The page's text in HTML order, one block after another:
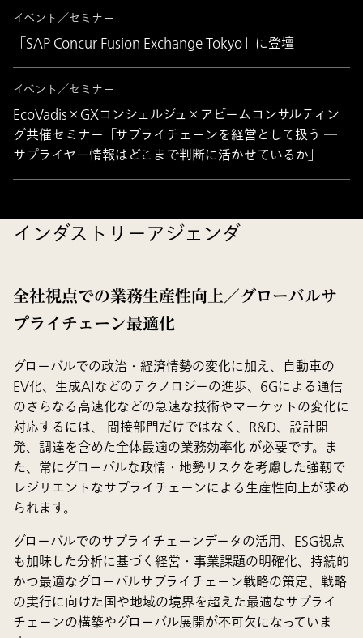
イベント／セミナー
「SAP Concur Fusion Exchange Tokyo」に登壇
イベント／セミナー
EcoVadis×GXコンシェルジュ×アビームコンサルティン
グ共催セミナー「サプライチェーンを経営として扱う ─
サプライヤー情報はどこまで判断に活かせているか」
インダストリーアジェンダ
全社視点での業務生産性向上／グローバルサ
プライチェーン最適化
グローバルでの政治・経済情勢の変化に加え、自動車の
EV化、生成AIなどのテクノロジーの進歩、6Gによる通信
のさらなる高速化などの急速な技術やマーケットの変化に
対応するには、 間接部門だけではなく、R&D、設計開
発、調達を含めた全体最適の業務効率化 が必要です。ま
た、常にグローバルな政情・地勢リスクを考慮した強靭で
レジリエントなサプライチェーンによる生産性向上が求め
られます。
グローバルでのサプライチェーンデータの活用、ESG視点
も加味した分析に基づく経営・事業課題の明確化、持続的
かつ最適なグローバルサプライチェーン戦略の策定、戦略
の実行に向けた国や地域の境界を超えた最適なサプライ
チェーンの構築やグローバル展開が不可欠になっていま